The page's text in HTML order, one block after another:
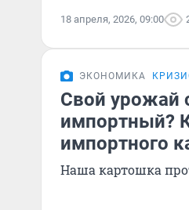
18 апреля, 2026, 09:00
ЭКОНОМИКА
Свой урожай
импортный?
импортного
Наша картошка